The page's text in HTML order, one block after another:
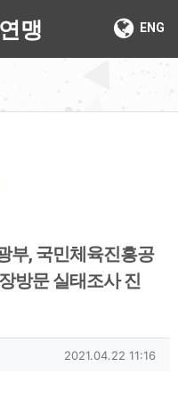
ENG
맹
부, 국민체육진흥공
방문 실태조사 진
작성일
2021.04.22 11:16